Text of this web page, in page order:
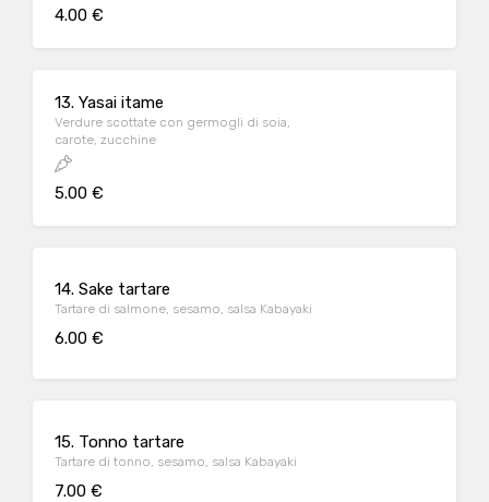
4.00 €
13. Yasai itame
Verdure scottate con germogli di soia,
carote, zucchine
5.00 €
14. Sake tartare
Tartare di salmone, sesamo, salsa Kabayaki
6.00 €
15. Tonno tartare
Tartare di tonno, sesamo, salsa Kabayaki
7.00 €